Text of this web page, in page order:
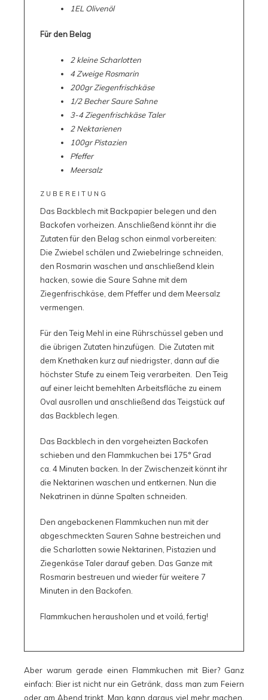
1EL Olivenöl
Für den Belag
2 kleine Scharlotten
4 Zweige Rosmarin
200gr Ziegenfrischkäse
1/2 Becher Saure Sahne
3-4 Ziegenfrischkäse Taler
2 Nektarienen
100gr Pistazien
Pfeffer
Meersalz
ZUBEREITUNG
Das Backblech mit Backpapier belegen und den
Backofen vorheizen. Anschließend könnt ihr die
Zutaten für den Belag schon einmal vorbereiten:
Die Zwiebel schälen und Zwiebelringe schneiden,
den Rosmarin waschen und anschließend klein
hacken, sowie die Saure Sahne mit dem
Ziegenfrischkäse, dem Pfeffer und dem Meersalz
vermengen.
Für den Teig Mehl in eine Rührschüssel geben und
die übrigen Zutaten hinzufügen. Die Zutaten mit
dem Knethaken kurz auf niedrigster, dann auf die
höchster Stufe zu einem Teig verarbeiten. Den Teig
auf einer leicht bemehlten Arbeitsfläche zu einem
Oval ausrollen und anschließend das Teigstück auf
das Backblech legen.
Das Backblech in den vorgeheizten Backofen
schieben und den Flammkuchen bei 175° Grad
ca. 4 Minuten backen. In der Zwischenzeit könnt ihr
die Nektarinen waschen und entkernen. Nun die
Nekatrinen in dünne Spalten schneiden.
Den angebackenen Flammkuchen nun mit der
abgeschmeckten Sauren Sahne bestreichen und
die Scharlotten sowie Nektarinen, Pistazien und
Ziegenkäse Taler darauf geben. Das Ganze mit
Rosmarin bestreuen und wieder für weitere 7
Minuten in den Backofen.
Flammkuchen herausholen und et voilá, fertig!
Aber warum gerade einen Flammkuchen mit Bier? Ganz
einfach: Bier ist nicht nur ein Getränk, dass man zum Feiern
oder am Abend trinkt. Man kann daraus viel mehr machen.